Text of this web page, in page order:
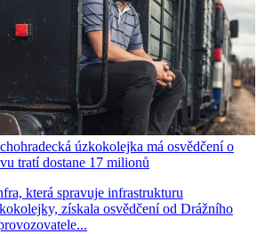
úzkokolejka má osvědčení o
tratí dostane 17 milionů
která spravuje infrastrukturu
získala osvědčení od Drážního